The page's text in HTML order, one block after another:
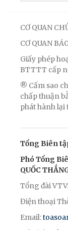
CƠ QUAN
CƠ QUAN
Giấy phép
BTTTT cấp
® Cấm sao
chấp thuận
phát hành lại
Tổng Biên
Phó Tổng
QUỐC
Tổng đài
Điện thoại
Email: